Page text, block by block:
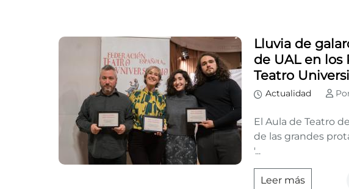
Lluvia de
de UAL en los
Teatro
Actualidad
El Aula de Teatro
de las grandes
'...
Leer más